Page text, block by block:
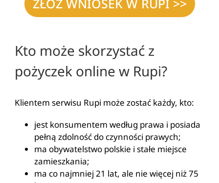
ZŁÓŻ WNIOSEK W RUPI >>
Kto może skorzystać z
pożyczek online w Rupi?
Klientem serwisu Rupi może zostać każdy, kto:
jest konsumentem według prawa i posiada
pełną zdolność do czynności prawych;
ma obywatelstwo polskie i stałe miejsce
zamieszkania;
ma co najmniej 21 lat, ale nie więcej niż 75